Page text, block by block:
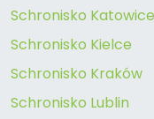
Schronisko Katowice
Schronisko Kielce
Schronisko Kraków
Schronisko Lublin